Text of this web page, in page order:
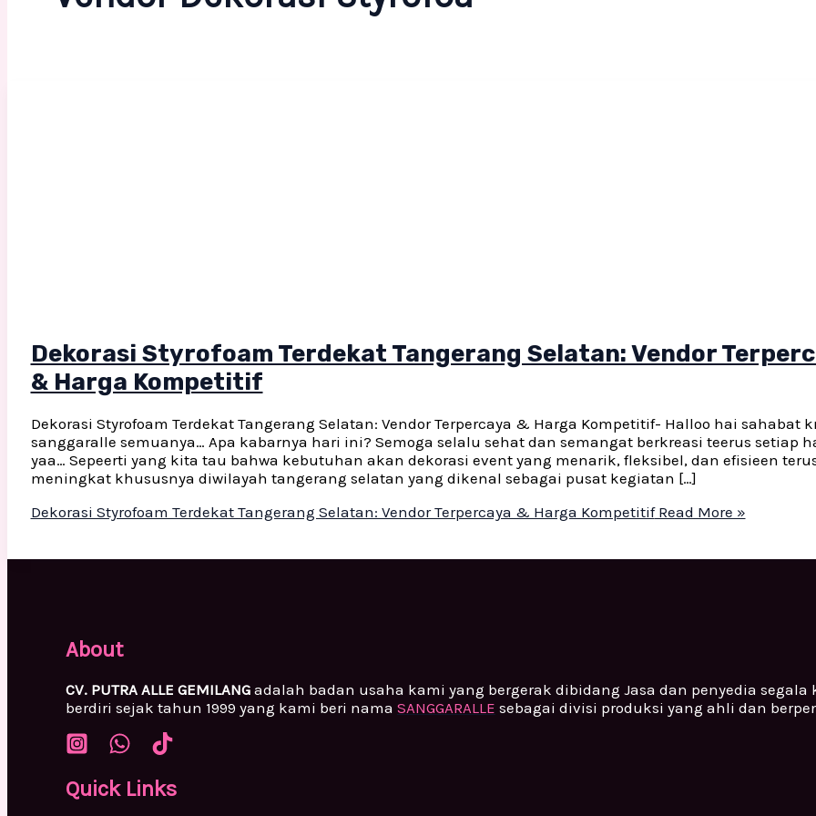
Dekorasi Styrofoam Terdekat Tangerang Selatan: Vendor
& Harga Kompetitif
Dekorasi Styrofoam Terdekat Tangerang Selatan: Vendor Terpercaya & Harga Kompetitif- Halloo hai sahabat
sanggaralle semuanya… Apa kabarnya hari ini? Semoga selalu sehat dan semangat berkreasi teerus setiap
yaa… Sepeerti yang kita tau bahwa kebutuhan akan dekorasi event yang menarik, fleksibel, dan efisieen
meningkat khususnya diwilayah tangerang selatan yang dikenal sebagai pusat kegiatan […]
Dekorasi Styrofoam Terdekat Tangerang Selatan: Vendor Terpercaya & Harga KompetitifRead More »
About
CV. PUTRA ALLE GEMILANG adalah badan usaha kami yang bergerak dibidang Jasa dan penyedia
berdiri sejak tahun 1999 yang kami beri nama SANGGARALLE sebagai divisi produksi yang ahli dan
Quick Links